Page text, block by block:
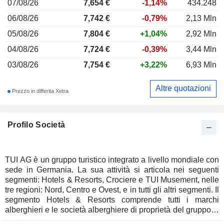
Profilo Società
TUI AG è un gruppo turistico integrato a livello mondiale con
sede in Germania. La sua attività si articola nei seguenti
segmenti: Hotels & Resorts, Crociere e TUI Musement, nelle
tre regioni: Nord, Centro e Ovest, e in tutti gli altri segmenti. Il
segmento Hotels & Resorts comprende tutti i marchi
alberghieri e le società alberghiere di proprietà del gruppo. Il
07/08/26 7,654 € -1,14%
434.248
06/08/26
7,742 € -0,79%
2,13 Mln
05/08/26
7,804 € +1,04%
2,92 Mln
04/08/26
7,724 € -0,39%
3,44 Mln
03/08/26
7,754 € +3,22% 6,93 Mln
Prezzo in differita Xetra Altre quotazioni